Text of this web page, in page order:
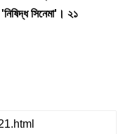
'নিষিদ্ধ সিনেমা' । ২১